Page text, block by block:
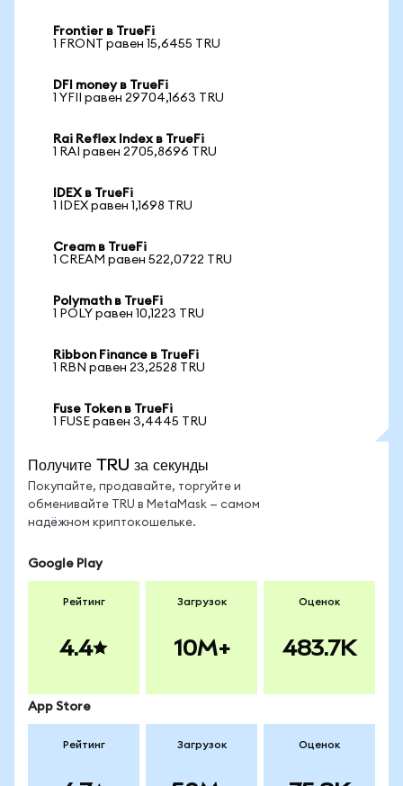
Frontier в TrueFi
1 FRONT равен 15,6455 TRU
DFI money в TrueFi
1 YFII равен 29704,1663 TRU
Rai Reflex Index в TrueFi
1 RAI равен 2705,8696 TRU
IDEX в TrueFi
1 IDEX равен 1,1698 TRU
Cream в TrueFi
1 CREAM равен 522,0722 TRU
Polymath в TrueFi
1 POLY равен 10,1223 TRU
Ribbon Finance в TrueFi
1 RBN равен 23,2528 TRU
Fuse Token в TrueFi
1 FUSE равен 3,4445 TRU
Получите TRU за секунды
Покупайте, продавайте, торгуйте и
обменивайте TRU в MetaMask — самом
надёжном криптокошельке.
Google Play
Рейтинг
4.4
Загрузок
10M+
Оценок
483.7K
App Store
Рейтинг Загрузок Оценок